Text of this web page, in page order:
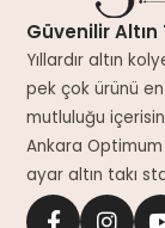
Güvenilir Altın
Yıllardır altın
pek çok ürünü
mutluluğu
Ankara
ayar altın takı